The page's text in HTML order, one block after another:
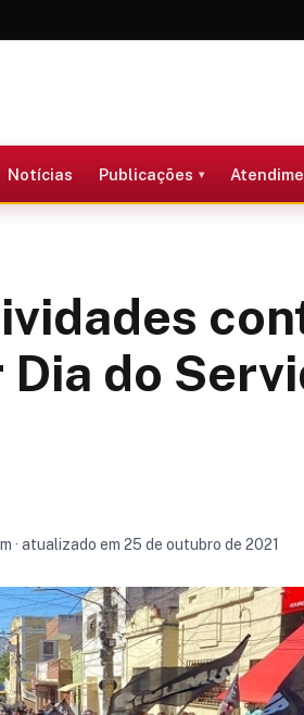
Notícias Publicações
do
· atualizado em 25 de outubro de 2021